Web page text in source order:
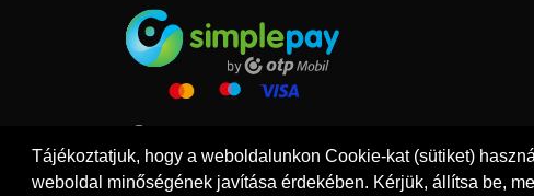
Tájékoztatjuk, hogy a weboldalunkon Cookie-kat (sütiket)
weboldal minőségének javítása érdekében. Kérjük, állítsa be,